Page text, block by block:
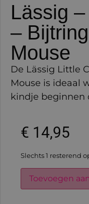
Lässig
–
Mouse
De Lässig Little
Mouse is ideaal
kindje beginnen
€ 14,95
Slechts 1 resterend
Toevoegen